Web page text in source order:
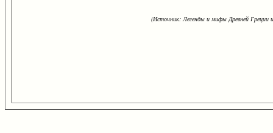
(Источник: Легенды и мифы Древней